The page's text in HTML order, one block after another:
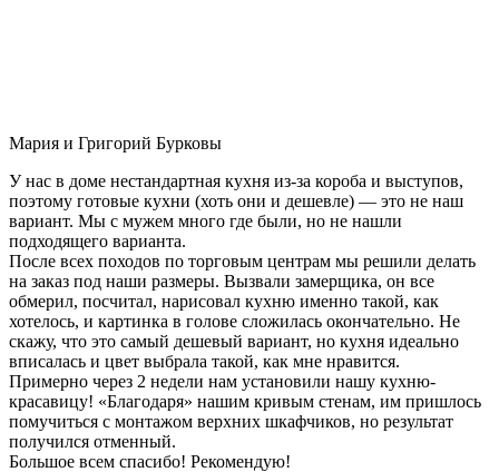
Мария и Григорий Бурковы
У нас в доме нестандартная кухня из-за короба и выступов,
поэтому готовые кухни (хоть они и дешевле) — это не наш
вариант. Мы с мужем много где были, но не нашли
подходящего варианта.
После всех походов по торговым центрам мы решили делать
на заказ под наши размеры. Вызвали замерщика, он все
обмерил, посчитал, нарисовал кухню именно такой, как
хотелось, и картинка в голове сложилась окончательно. Не
скажу, что это самый дешевый вариант, но кухня идеально
вписалась и цвет выбрала такой, как мне нравится.
Примерно через 2 недели нам установили нашу кухню-
красавицу! «Благодаря» нашим кривым стенам, им пришлось
помучиться с монтажом верхних шкафчиков, но результат
получился отменный.
Большое всем спасибо! Рекомендую!